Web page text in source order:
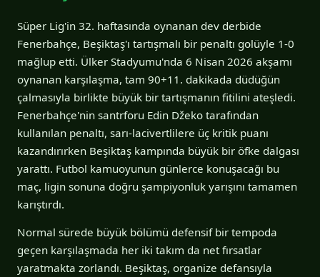
Süper Lig'in 32. haftasında oynanan dev derbide
Fenerbahçe, Beşiktaş'ı tartışmalı bir penaltı golüyle 1-0
mağlup etti. Ülker Stadyumu'nda 6 Nisan 2026 akşamı
oynanan karşılaşma, tam 90+11. dakikada düdüğün
çalmasıyla birlikte büyük bir tartışmanın fitilini ateşledi.
Fenerbahçe'nin santrforu Edin Džeko tarafından
kullanılan penaltı, sarı-lacivertlilere üç kritik puanı
kazandırırken Beşiktaş kampında büyük bir öfke dalgası
yarattı. Futbol kamuoyunun günlerce konuşacağı bu
maç, ligin sonuna doğru şampiyonluk yarışını tamamen
karıştırdı.
Normal sürede büyük bölümü defensif bir tempoda
geçen karşılaşmada her iki takım da net fırsatlar
yaratmakta zorlandı. Beşiktaş, organize defansıyla